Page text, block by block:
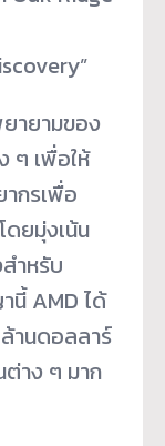
ายามของ
ๆ เพื่อให้
กรเพื่อ
ดยมุ่งเน้น
ำหรับ
นี้ AMD ได้
านดอลลาร์
ต่าง ๆ มาก